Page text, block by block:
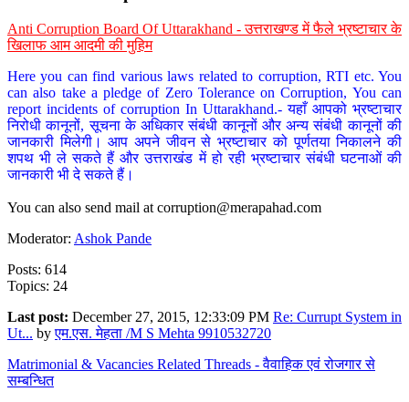
Anti Corruption Board Of Uttarakhand - उत्तराखण्ड में फैले भ्रष्टाचार के
खिलाफ आम आदमी की मुहिम
Here you can find various laws related to corruption, RTI etc. You
can also take a pledge of Zero Tolerance on Corruption, You can
report incidents of corruption In Uttarakhand.- यहाँ आपको भ्रष्टाचार
निरोधी कानूनों, सूचना के अधिकार संबंधी कानूनों और अन्य संबंधी कानूनों की
जानकारी मिलेगी। आप अपने जीवन से भ्रष्टाचार को पूर्णतया निकालने की
शपथ भी ले सकते हैं और उत्तराखंड में हो रही भ्रष्टाचार संबंधी घटनाओं की
जानकारी भी दे सकते हैं।
You can also send mail at corruption@merapahad.com
Moderator: Ashok Pande
Posts: 614
Topics: 24
Last post: December 27, 2015, 12:33:09 PM Re: Currupt System in
Ut... byएम.एस. मेहता /M S Mehta 9910532720
Matrimonial & Vacancies Related Threads - वैवाहिक एवं रोजगार से
सम्बन्धित